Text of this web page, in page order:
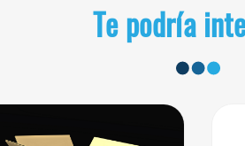
Te podría